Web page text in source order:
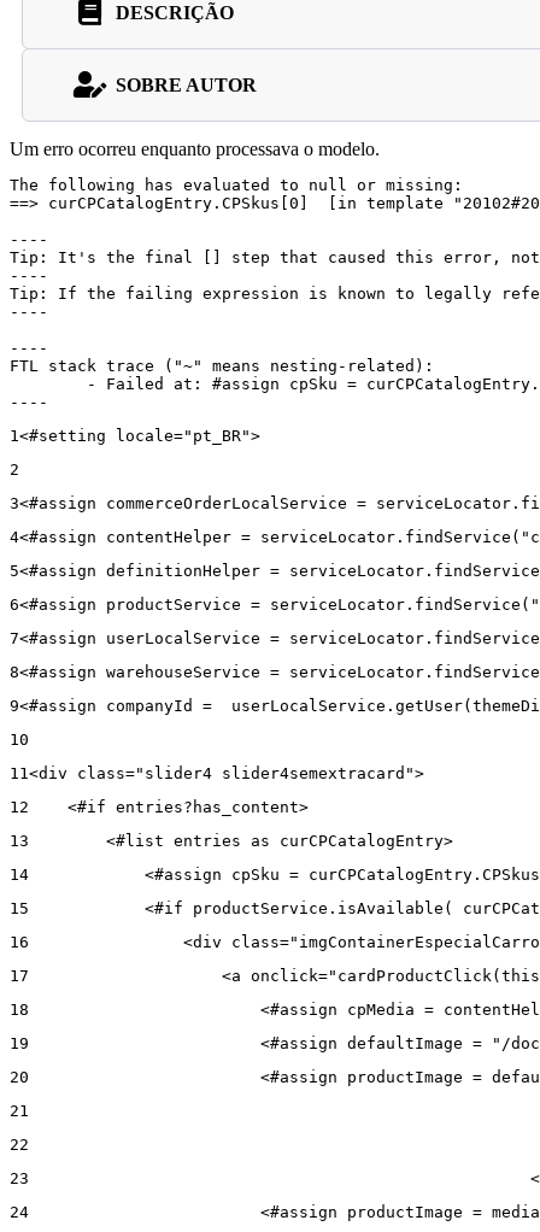
DESCRIÇÃO
SOBRE AUTOR
Um erro ocorreu enquanto processava o modelo.
The following has evaluated to null or missing:
==> curCPCatalogEntry.CPSkus[0]  [in template
----
Tip: It's the final [] step that caused this error,
----
Tip: If the failing expression is known to legally refer
----
----
FTL stack trace ("~" means nesting-related):
----
1 <#setting locale="pt_BR">
2
3<#assign commerceOrderLocalService =
4<#assign contentHelper =
5<#assign definitionHelper =
6<#assign productService =
7<#assign userLocalService =
8<#assign warehouseService =
9<#assign companyId =
10
11 <div class="slider4 slider4semextracard">
12
    <#if entries?has_content>
13
        <#list entries as curCPCatalogEntry>
14
<#assign cpSku =
15
<#if productService.isAvailable(
16
<div
17
<a
18
<#assign cpMedia =
19
<#assign defaultImage = "/
20
<#assign productImage =
21
22
23
24
<#assign productImage =